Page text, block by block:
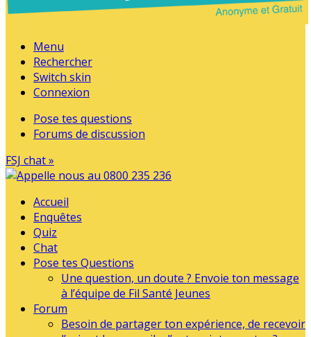
Menu
Rechercher
Switch skin
Connexion
Pose tes questions
Forums de discussion
FSJ chat »
Accueil
Enquêtes
Quiz
Chat
Pose tes Questions
Une question, un doute ? Envoie ton message
à l’équipe de Fil Santé Jeunes
Forum
Besoin de partager ton expérience, de recevoir